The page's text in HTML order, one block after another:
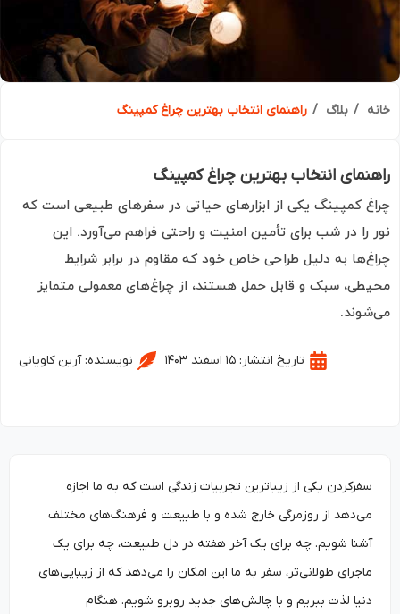
بلاگ راهنمای انتخاب بهترین چراغ کمپینگ
انتخاب بهترین چراغ کمپینگ
کمپینگ یکی از ابزارهای حیاتی در سفرهای طبیعی است که
را در شب برای تأمین امنیت و راحتی فراهم می‌آورد. این
به دلیل طراحی خاص خود که مقاوم در برابر شرایط
سبک و قابل حمل هستند، از چراغ‌های معمولی متمایز
تاریخ انتشار: ۱۵ اسفند ۱۴۰۳ نویسنده:آرین کاویانی
سفرکردن یکی از زیباترین تجربیات زندگی است که به ما اجازه
می‌دهد از روزمرگی خارج شده و با طبیعت و فرهنگ‌های مختلف
آشنا شویم. چه برای یک آخر هفته در دل طبیعت، چه برای یک
ماجرای طولانی‌تر، سفر به ما این امکان را می‌دهد که از زیبایی‌های
دنیا لذت ببریم و با چالش‌های جدید روبرو شویم. هنگام